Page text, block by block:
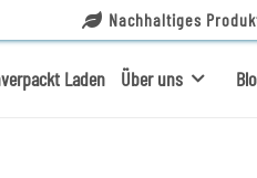
Nachhaltiges
Laden Über uns